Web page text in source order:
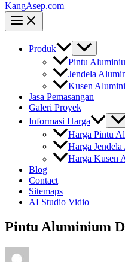
KangAsep.com
Produk
Pintu
Jendela
Kusen
Jasa Pemasangan
Galeri Proyek
Informasi Harga
Harga Pintu
Harga
Harga Kusen
Blog
Contact
Sitemaps
AI Studio Vidio
Pintu Aluminium